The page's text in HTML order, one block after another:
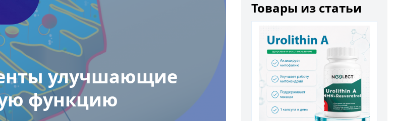
улучшающие
функцию
Товары из статьи